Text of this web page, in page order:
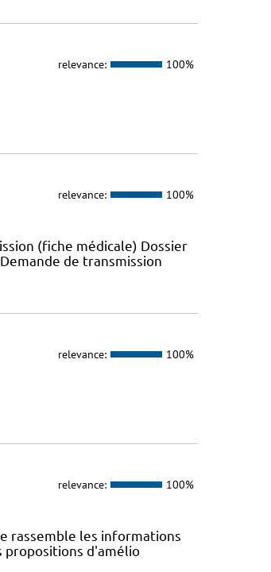
relevance: 100%
relevance: 100%
(fiche médicale) Dossier
de transmission
relevance: 100%
relevance: 100%
rassemble les informations
propositions d'amélio